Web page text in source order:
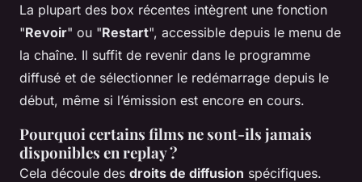
La plupart des box récentes intègrent une fonction
"Revoir" ou "Restart", accessible depuis le menu de
la chaîne. Il suffit de revenir dans le programme
diffusé et de sélectionner le redémarrage depuis le
début, même si l’émission est encore en cours.
Pourquoi certains films ne sont-ils jamais
disponibles en replay ?
Cela découle des droits de diffusion spécifiques.